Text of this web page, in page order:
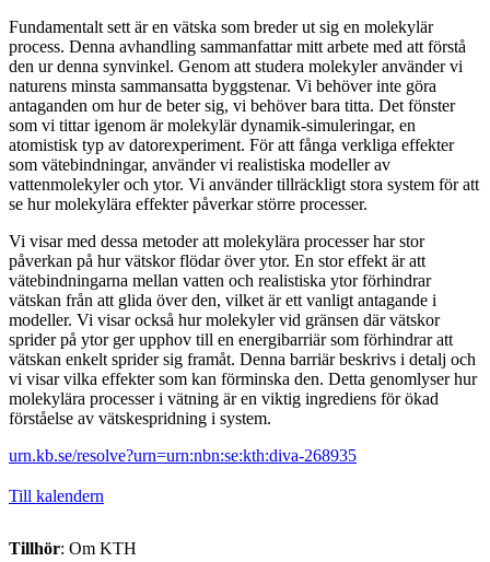
Fundamentalt sett är en vätska som breder ut sig en molekylär
process. Denna avhandling sammanfattar mitt arbete med att förstå
den ur denna synvinkel. Genom att studera molekyler använder vi
naturens minsta sammansatta byggstenar. Vi behöver inte göra
antaganden om hur de beter sig, vi behöver bara titta. Det fönster
som vi tittar igenom är molekylär dynamik-simuleringar, en
atomistisk typ av datorexperiment. För att fånga verkliga effekter
som vätebindningar, använder vi realistiska modeller av
vattenmolekyler och ytor. Vi använder tillräckligt stora system för att
se hur molekylära effekter påverkar större processer.
Vi visar med dessa metoder att molekylära processer har stor
påverkan på hur vätskor flödar över ytor. En stor effekt är att
vätebindningarna mellan vatten och realistiska ytor förhindrar
vätskan från att glida över den, vilket är ett vanligt antagande i
modeller. Vi visar också hur molekyler vid gränsen där vätskor
sprider på ytor ger upphov till en energibarriär som förhindrar att
vätskan enkelt sprider sig framåt. Denna barriär beskrivs i detalj och
vi visar vilka effekter som kan förminska den. Detta genomlyser hur
molekylära processer i vätning är en viktig ingrediens för ökad
förståelse av vätskespridning i system.
urn.kb.se/resolve?urn=urn:nbn:se:kth:diva-268935
Till kalendern
Tillhör: Om KTH